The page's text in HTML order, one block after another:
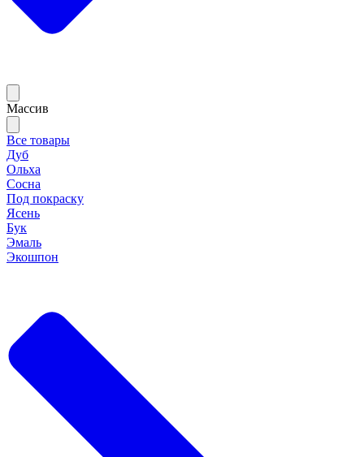
Массив
Все товары
Дуб
Ольха
Сосна
Под покраску
Ясень
Бук
Эмаль
Экошпон